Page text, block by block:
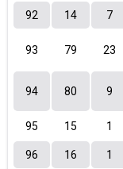
92
14 7
93 79 23
94 80 9
95
15 1
96
16 1